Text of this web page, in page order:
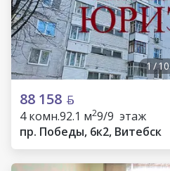
1/10
88 158
4 комн.92.1 м29/9 этаж
пр. Победы, 6к2, Витебск